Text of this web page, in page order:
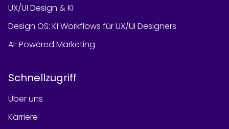
UX/UI Design & KI
Design OS: KI Workflows für UX/UI Designers
AI-Powered Marketing
Schnellzugriff
Über uns
Karriere